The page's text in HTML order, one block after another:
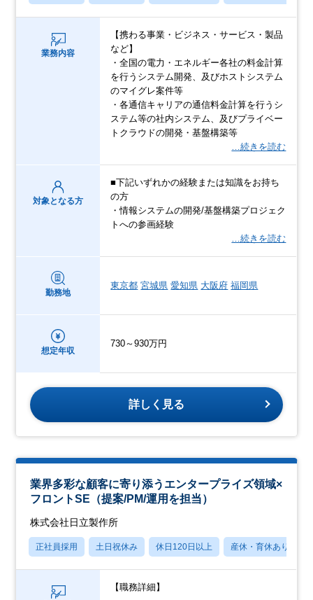
業務内容
【携わる事業・ビジネス・サービス・製品
など】
・全国の電力・エネルギー各社の料金計算
を行うシステム開発、及びホストシステム
のマイグレ案件等
・各通信キャリアの通信料金計算を行うシ
ステム等の社内システム、及びプライベー
トクラウドの開発・基盤構築等
…続きを読む
対象となる方
■下記いずれかの経験または知識をお持ち
の方
・情報システムの開発/基盤構築プロジェク
トへの参画経験
…続きを読む
勤務地
東京都 宮城県 愛知県 大阪府 福岡県
想定年収
730～930万円
詳しく見る
業界多彩な顧客に寄り添うエンタープライズ領域×
フロントSE（提案/PM/運用を担当）
株式会社日立製作所
正社員採用 土日祝休み 休日120日以上 産休・育休あり
【職務詳細】